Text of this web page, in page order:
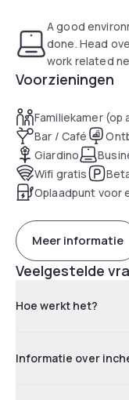
A good
done. Head
work related
Voorzieningen
Familiekamer (op
Bar / Café
Giardino
Wifi gratis
Oplaadpunt voor
Meer informatie
Veelgestelde
Hoe werkt het?
Informatie over